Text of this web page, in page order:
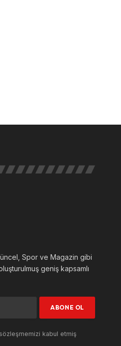
Spor ve Magazin gibi
geniş kapsamlı
sözleşmemizi kabul etmiş